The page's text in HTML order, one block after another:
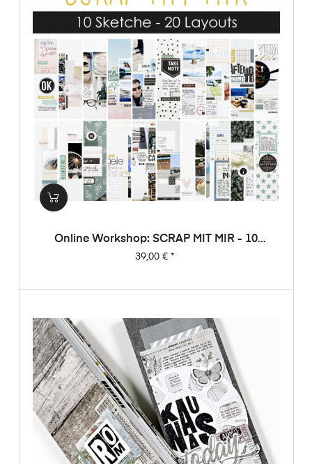
Online Workshop: SCRAP MIT MIR - 10
Sketche, 20 Layouts, Unendlich Viel
Preis
39,00 €*